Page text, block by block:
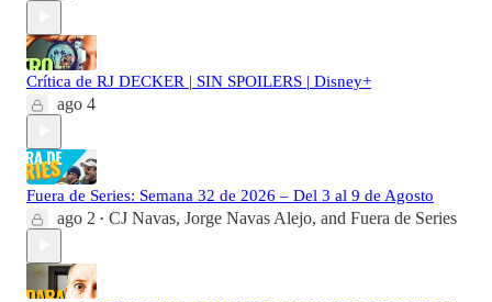
Crítica de RJ DECKER | SIN SPOILERS | Disney+
ago 4
Fuera de Series: Semana 32 de 2026 – Del 3 al 9 de Agosto
ago 2 • CJ Navas, Jorge Navas Alejo, and Fuera de Series